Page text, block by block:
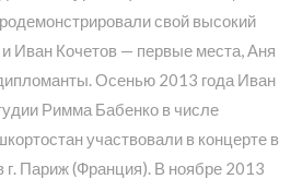
свой высокий
Иван Кочетов — первые места, Аня
Осенью 2013 года Иван
Римма Бабенко в числе
участвовали в концерте в
Париж (Франция). В ноябре 2013